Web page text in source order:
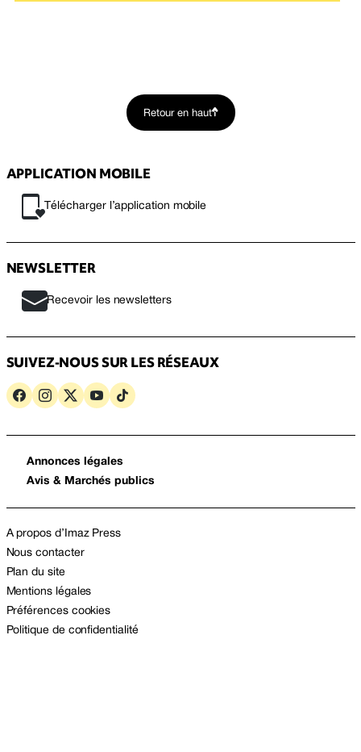
Retour en haut
APPLICATION MOBILE
Télécharger l’application mobile
NEWSLETTER
Recevoir les newsletters
SUIVEZ-NOUS SUR LES RÉSEAUX
Annonces légales
Avis & Marchés publics
A propos d’Imaz Press
Nous contacter
Plan du site
Mentions légales
Préférences cookies
Politique de confidentialité